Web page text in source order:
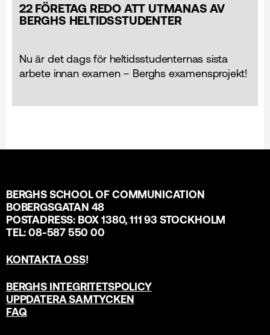
22 FÖRETAG REDO ATT UTMANAS AV
BERGHS HELTIDSSTUDENTER
Nu är det dags för heltidsstudenternas sista
arbete innan examen – Berghs examensprojekt!
BERGHS SCHOOL OF COMMUNICATION
BOBERGSGATAN 48
POSTADRESS: BOX 1380, 111 93 STOCKHOLM
TEL: 08-587 550 00
KONTAKTA OSS!
BERGHS INTEGRITETSPOLICY
UPPDATERA SAMTYCKEN
FAQ